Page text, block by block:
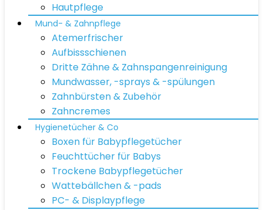
Hautpflege
Mund- & Zahnpflege
Atemerfrischer
Aufbissschienen
Dritte Zähne & Zahnspangenreinigung
Mundwasser, -sprays & -spülungen
Zahnbürsten & Zubehör
Zahncremes
Hygienetücher & Co
Boxen für Babypflegetücher
Feuchttücher für Babys
Trockene Babypflegetücher
Wattebällchen & -pads
PC- & Displaypflege